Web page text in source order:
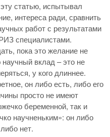
статью, испытывал
интереса ради, сравнить
работ с результатами
специалистами.
пока это желание не
вклад – это не
у кого длиннее.
он либо есть, либо его
просто не имеют
беременной, так и
научненьким»: он либо
нет.